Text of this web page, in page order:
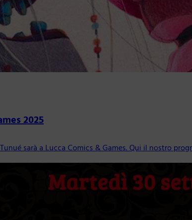
2025
sarà a Lucca Comics & Games. Qui il nostro